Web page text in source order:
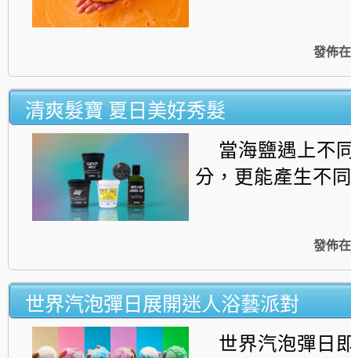
發佈在
清爽髮寶 夏日美好秀髮
當海鹽遇上不
分，更能產生不
發佈在
世界汽泡彈日展開迷人浴藝派對
世界汽泡彈日